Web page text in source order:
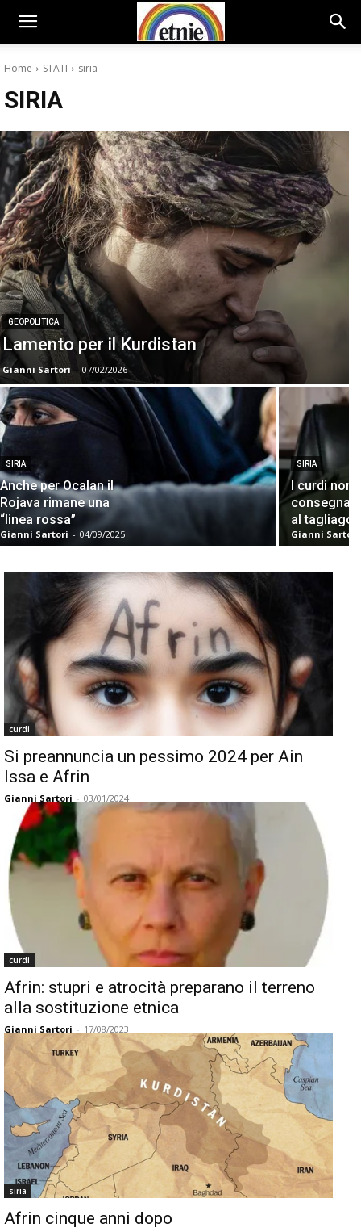
Home STATI siria
SIRIA
GEOPOLITICA
Lamento per il Kurdistan
Gianni Sartori - 07/02/2026
SIRIA
Anche per Ocalan il
Rojava rimane una
“linea rossa”
Gianni Sartori - 04/09/2025
SIRIA
I curdi non
al
Gianni Sartori
curdi
Si preannuncia un pessimo 2024 per Ain
Issa e Afrin
Gianni Sartori - 03/01/2024
curdi
Afrin: stupri e atrocità preparano il terreno
alla sostituzione etnica
Gianni Sartori - 17/08/2023
siria
Afrin cinque anni dopo